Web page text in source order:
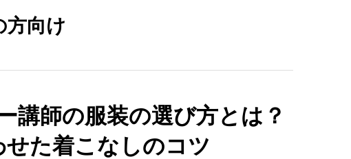
方向け
講師の服装の選び方とは？
た着こなしのコツ